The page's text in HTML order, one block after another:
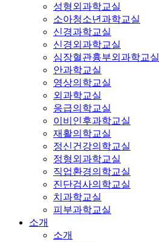
성형외과학교실
소아청소년과학교실
신경과학교실
신경외과학교실
심장혈관흉부외과학교실
안과학교실
영상의학교실
외과학교실
응급의학교실
이비인후과학교실
재활의학교실
정신건강의학교실
정형외과학교실
직업환경의학교실
진단검사의학교실
치과학교실
피부과학교실
소개
소개